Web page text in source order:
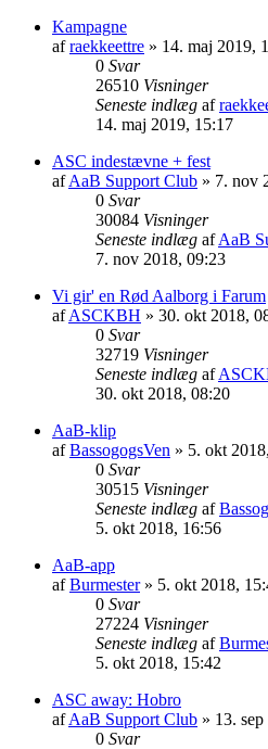
Kampagne
afraekkeettre » 14. maj 2019,
0 Svar
26510 Visninger
Seneste indlæg af
14. maj 2019, 15:17
ASC indestævne + fest
afAaB Support Club » 7. nov
0 Svar
30084 Visninger
Seneste indlæg afAaB
7. nov 2018, 09:23
Vi gir' en Rød Aalborg i Farum
afASCKBH » 30. okt 2018,
0 Svar
32719 Visninger
Seneste indlæg af
30. okt 2018, 08:20
AaB-klip
afBassogogsVen » 5. okt
0 Svar
30515 Visninger
Seneste indlæg af
5. okt 2018, 16:56
AaB-app
afBurmester» 5. okt 2018,
0 Svar
27224 Visninger
Seneste indlæg af
5. okt 2018, 15:42
ASC away: Hobro
afAaB Support Club » 13.
0 Svar